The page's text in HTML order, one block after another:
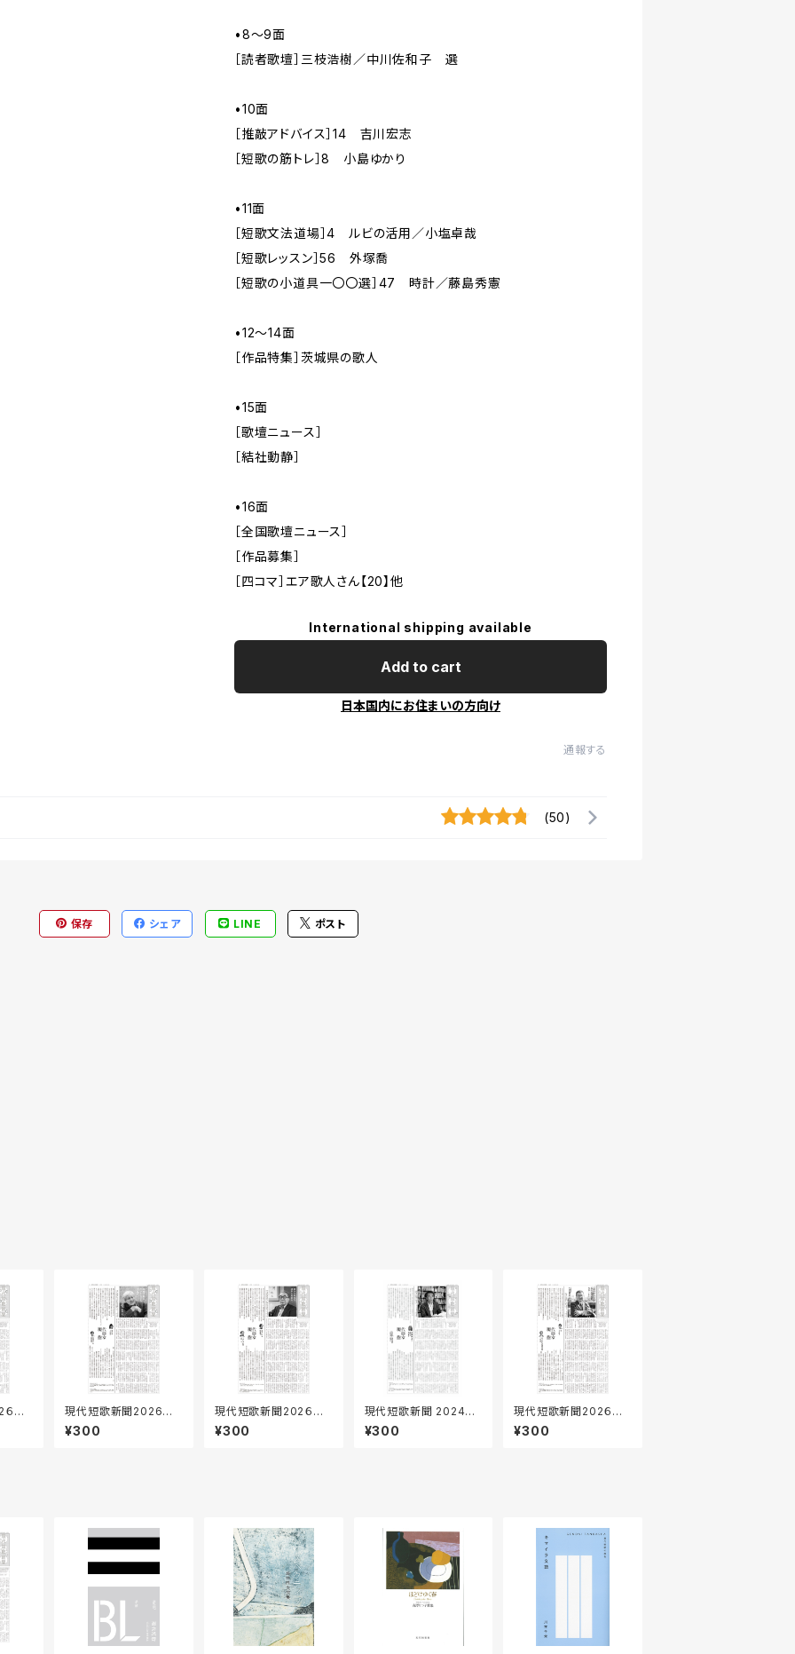
•8～9面
［読者歌壇］三枝浩樹／中川佐和子 選
•10面
［推敲アドバイス］14 吉川宏志
［短歌の筋トレ］8 小島ゆかり
•11面
［短歌文法道場］4 ルビの活用／小塩卓哉
［短歌レッスン］56 外塚喬
［短歌の小道具一〇〇選］47 時計／藤島秀憲
•12～14面
［作品特集］茨城県の歌人
•15面
［歌壇ニュース］
［結社動静］
•16面
［全国歌壇ニュース］
［作品募集］
［四コマ］エア歌人さん【20】他
International shipping available
Add to cart
日本国内にお住まいの方向け
通報する
(50)
保存 シェア LINE ポスト
年6
現代短歌新聞2026年7
月／172号
¥300
現代短歌新聞202６年5
月／170号
¥300
現代短歌新聞 2024年1
月号
¥300
現代短歌新聞202６年3
月／168号
¥300